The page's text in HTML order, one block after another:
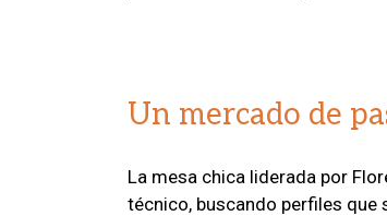
Un mercado de
La mesa chica liderada por
técnico, buscando perfiles